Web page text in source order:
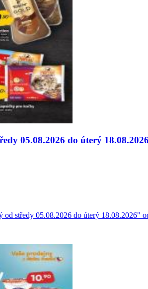
05.08.2026 do úterý 18.08.2026
středy 05.08.2026 do úterý 18.08.2026"